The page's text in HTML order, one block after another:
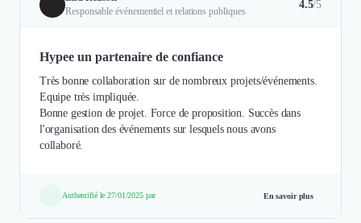
Responsable événementiel et relations publiques
4.5/5
Hypee un partenaire de confiance
Très bonne collaboration sur de nombreux projets/événements.
Equipe très impliquée.
Bonne gestion de projet. Force de proposition. Succès dans
l'organisation des événements sur lesquels nous avons
collaboré.
Authentifié le 27/01/2025 par En savoir plus